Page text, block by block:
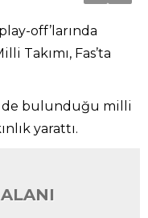
off’larında
Takımı, Fas’ta
de bulunduğu milli
yarattı.